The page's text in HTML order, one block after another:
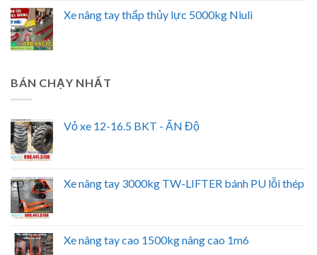
Xe nâng tay thấp thủy lực 5000kg Niuli
BÁN CHẠY NHẤT
Vỏ xe 12-16.5 BKT - ẤN Độ
Xe nâng tay 3000kg TW-LIFTER bánh PU lỗi thép
Xe nâng tay cao 1500kg nâng cao 1m6